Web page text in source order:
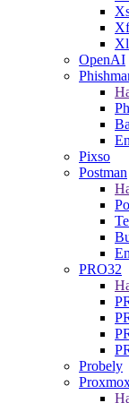
OpenAI
Pixso
Postman
PRO32
Probely